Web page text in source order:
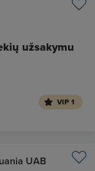
užsakymu
VIP 1
UAB